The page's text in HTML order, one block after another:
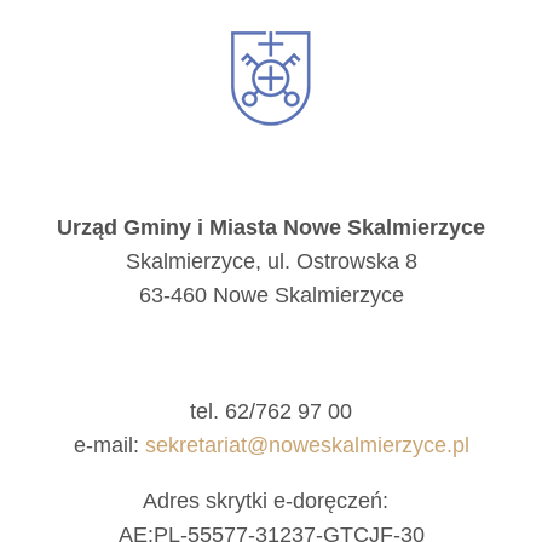
Urząd Gminy i Miasta Nowe Skalmierzyce
Skalmierzyce, ul. Ostrowska 8
63-460 Nowe Skalmierzyce
tel. 62/762 97 00
e-mail: sekretariat@noweskalmierzyce.pl
Adres skrytki e-doręczeń:
AE:PL-55577-31237-GTCJF-30